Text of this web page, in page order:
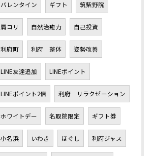
バレンタイン ギフト 筑紫野院
肩コリ 自然治癒力 自己投資
利府町 利府 整体 姿勢改善
LINE友達追加 LINEポイント
LINEポイント2倍 利府 リラクゼーション
ホワイトデー 名取院限定 ギフト券
小名浜 いわき ほぐし 利府ジャス